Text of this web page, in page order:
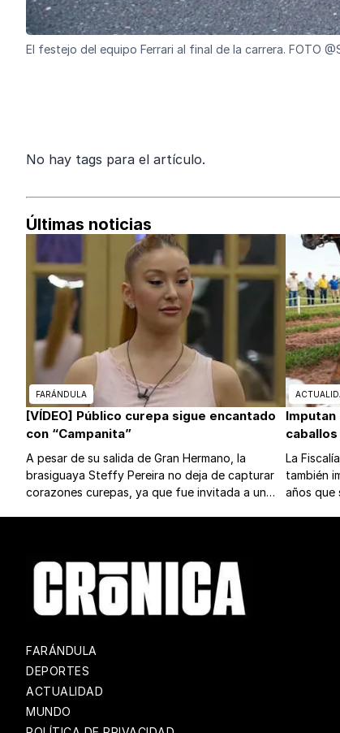
El festejo del equipo Ferrari al final de la carrera. FOTO
No hay tags para el artículo.
Últimas noticias
FARÁNDULA
[VÍDEO] Público curepa sigue encantado
con “Campanita”
A pesar de su salida de Gran Hermano, la
brasiguaya Steffy Pereira no deja de capturar
corazones curepas, ya que fue invitada a un
La
también
años que
FARÁNDULA
DEPORTES
ACTUALIDAD
MUNDO